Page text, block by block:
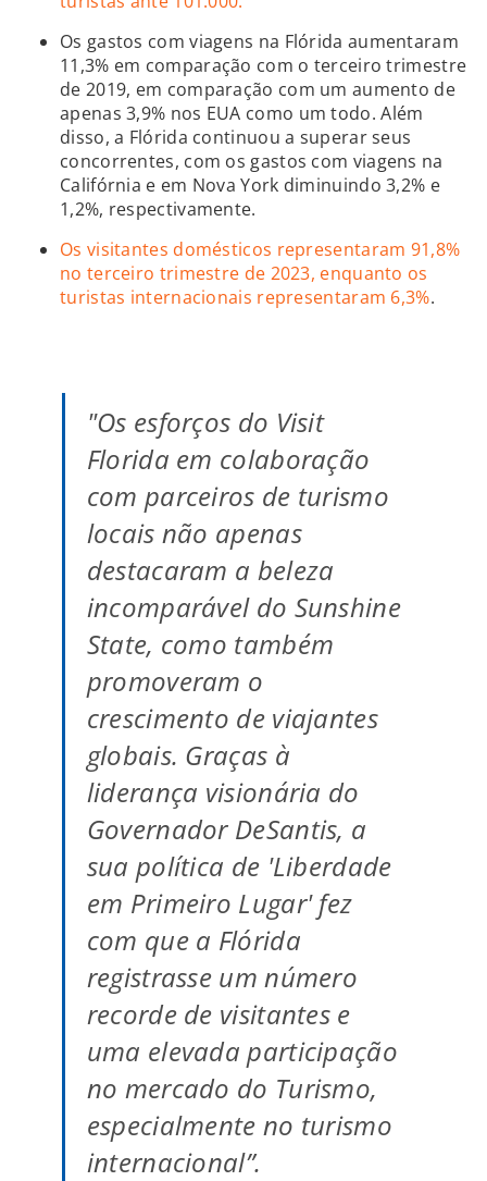
Os gastos com viagens na Flórida aumentaram
11,3% em comparação com o terceiro trimestre
de 2019, em comparação com um aumento de
apenas 3,9% nos EUA como um todo. Além
disso, a Flórida continuou a superar seus
concorrentes, com os gastos com viagens na
Califórnia e em Nova York diminuindo 3,2% e
1,2%, respectivamente.
Os visitantes domésticos representaram 91,8%
no terceiro trimestre de 2023, enquanto os
turistas internacionais representaram 6,3%.
"Os esforços do Visit
Florida em colaboração
com parceiros de turismo
locais não apenas
destacaram a beleza
incomparável do Sunshine
State, como também
promoveram o
crescimento de viajantes
globais. Graças à
liderança visionária do
Governador DeSantis, a
sua política de 'Liberdade
em Primeiro Lugar' fez
com que a Flórida
registrasse um número
recorde de visitantes e
uma elevada participação
no mercado do Turismo,
especialmente no turismo
internacional”.